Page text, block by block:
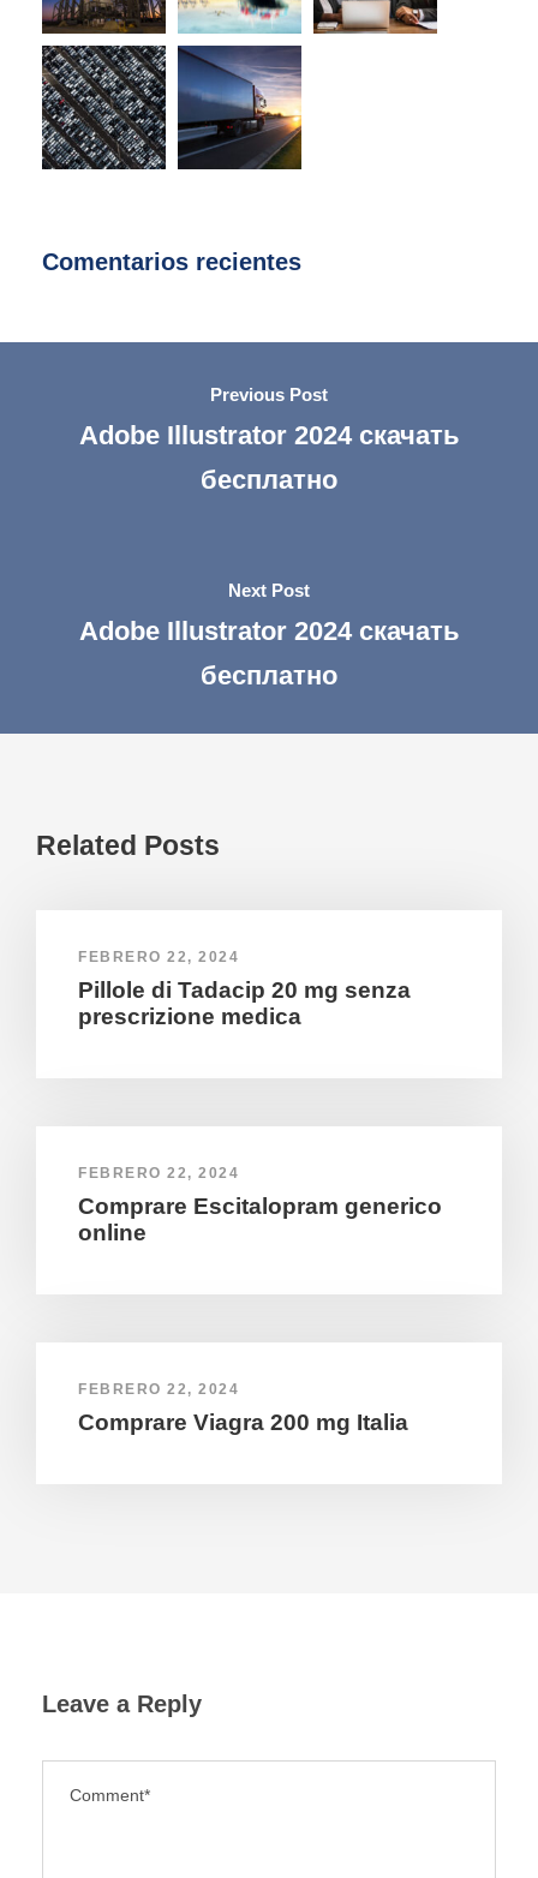
Comentarios recientes
Previous Post
Adobe Illustrator 2024 скачать
бесплатно
Next Post
Adobe Illustrator 2024 скачать
бесплатно
Related Posts
FEBRERO 22, 2024
Pillole di Tadacip 20 mg senza
prescrizione medica
FEBRERO 22, 2024
Comprare Escitalopram generico
online
FEBRERO 22, 2024
Comprare Viagra 200 mg Italia
Leave a Reply